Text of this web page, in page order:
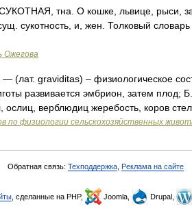
тна. О кошке, львице, рыси,
сукотность, и, жен. Толковый
Ожегова
— (лат. graviditas) – физиологическое
развивается эмбрион, затем плод;
ослиц, верблюдиц жеребость, коров
по физиологии сельскохозяйственных
Обратная связь: Техподдержка Реклама на сайте
, сделанные на PHP, Joomla, Drupal,